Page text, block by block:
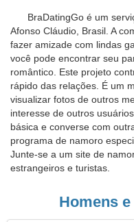
BraDatingGo é um
Afonso Cláudio, Brasil. A
fazer amizade com lindas
você pode encontrar seu
romântico. Este projeto
rápido das relações. É um
visualizar fotos de outros
interesse de outros
básica e converse com
programa de namoro
Junte-se a um site de
estrangeiros e turistas.
Homens